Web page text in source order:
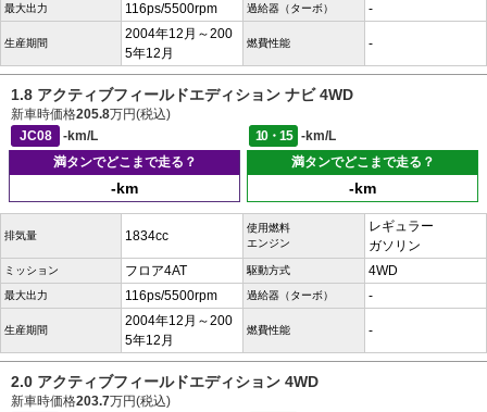
最大出力 116ps/5500rpm 過給器（ターボ） -
生産期間
2004年12月～200
5年12月
燃費性能 -
1.8 アクティブフィールドエディション ナビ 4WD
新車時価格205.8万円(税込)
JC08
-km/L 10・15
-km/L
満タンでどこまで走る？
-km
満タンでどこまで走る？
-km
排気量 1834cc
使用燃料
エンジン
レギュラー
ガソリン
ミッション フロア4AT 駆動方式 4WD
最大出力 116ps/5500rpm 過給器（ターボ） -
生産期間
2004年12月～200
5年12月
燃費性能 -
2.0 アクティブフィールドエディション 4WD
新車時価格203.7万円(税込)